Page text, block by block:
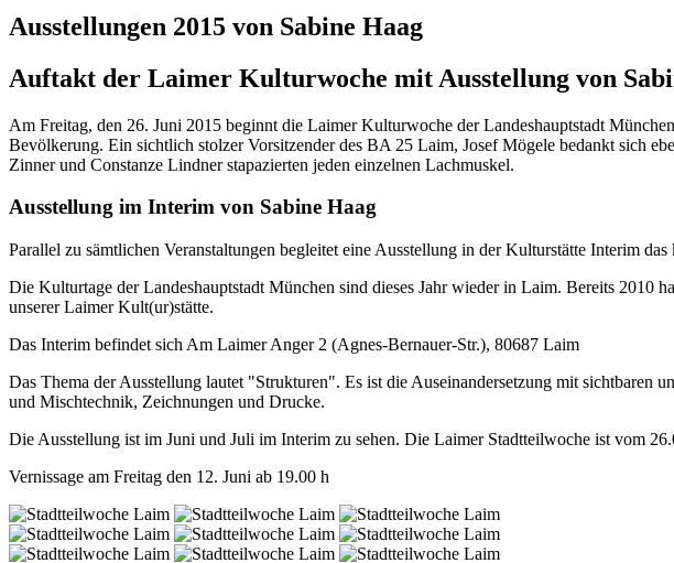
Ausstellungen 2015 von Sabine Haag
Auftakt der Laimer Kulturwoche mit Ausstellung von
Am Freitag, den 26. Juni 2015 beginnt die Laimer Kulturwoche der Landeshauptstadt
Bevölkerung. Ein sichtlich stolzer Vorsitzender des BA 25 Laim, Josef Mögele bedankt sich
Zinner und Constanze Lindner stapazierten jeden einzelnen Lachmuskel.
Ausstellung im Interim von Sabine Haag
Parallel zu sämtlichen Veranstaltungen begleitet eine Ausstellung in der Kulturstätte Interim
Die Kulturtage der Landeshauptstadt München sind dieses Jahr wieder in Laim. Bereits 2010
unserer Laimer Kult(ur)stätte.
Das Interim befindet sich Am Laimer Anger 2 (Agnes-Bernauer-Str.), 80687 Laim
Das Thema der Ausstellung lautet "Strukturen". Es ist die Auseinandersetzung mit
und Mischtechnik, Zeichnungen und Drucke.
Die Ausstellung ist im Juni und Juli im Interim zu sehen. Die Laimer Stadtteilwoche ist vom
Vernissage am Freitag den 12. Juni ab 19.00 h